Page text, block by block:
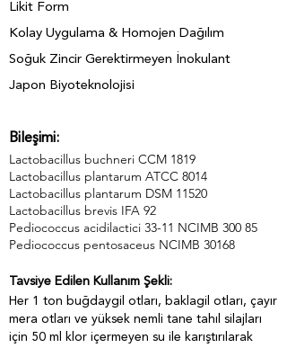
Likit Form
Kolay Uygulama & Homojen Dağılım
Soğuk Zincir Gerektirmeyen İnokulant
Japon Biyoteknolojisi
Bileşimi:
Lactobacillus buchneri CCM 1819
Lactobacillus plantarum ATCC 8014
Lactobacillus plantarum DSM 11520
Lactobacillus brevis IFA 92
Pediococcus acidilactici 33-11 NCIMB 300 85
Pediococcus pentosaceus NCIMB 30168
Tavsiye Edilen Kullanım Şekli:
Her 1 ton buğdaygil otları, baklagil otları, çayır
mera otları ve yüksek nemli tane tahıl silajları
için 50 ml klor içermeyen su ile karıştırılarak